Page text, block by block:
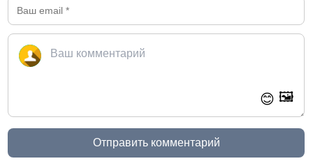
😊 🖼️
Отправить комментарий